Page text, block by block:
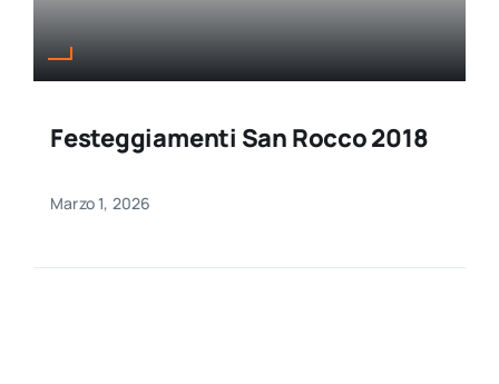
Festeggiamenti San Rocco 2018
Marzo 1, 2026